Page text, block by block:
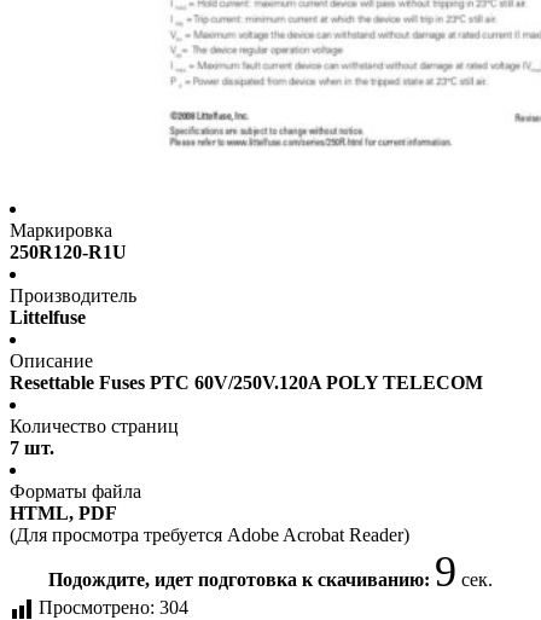
Маркировка
250R120-R1U
Производитель
Littelfuse
Описание
Resettable Fuses PTC 60V/250V.120A POLY TELECOM
Количество страниц
7 шт.
Форматы файла
HTML, PDF
(Для просмотра требуется Adobe Acrobat Reader)
Подождите, идет подготовка к скачиванию: 9 сек.
Просмотрено: 304